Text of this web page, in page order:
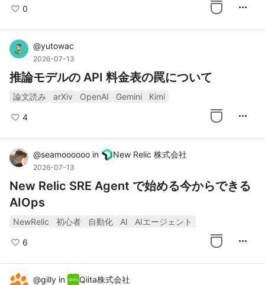
0 more_horiz
@yutowac
2026-07-13
推論モデルの API 料金表の罠について
論文読み arXiv OpenAI Gemini Kimi
4 more_horiz
@seamoooooo in New Relic 株式会社
2026-07-13
New Relic SRE Agent で始める今からできる
AIOps
NewRelic 初心者 自動化 AI AIエージェント
6 more_horiz
@gilly in Qiita株式会社